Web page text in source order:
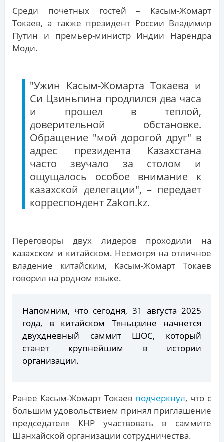
Среди почетных гостей – Касым-Жомарт
Токаев, а также президент России Владимир
Путин и премьер-министр Индии Нарендра
Моди.
"Ужин Касым-Жомарта Токаева и
Си Цзиньпина продлился два часа
и прошел в теплой,
доверительной обстановке.
Обращение "мой дорогой друг" в
адрес президента Казахстана
часто звучало за столом и
ощущалось особое внимание к
казахской делегации", – передает
корреспондент Zakon.kz.
Переговоры двух лидеров проходили на
казахском и китайском. Несмотря на отличное
владение китайским, Касым-Жомарт Токаев
говорил на родном языке.
Напомним, что сегодня, 31 августа 2025
года, в китайском Тяньцзине начнется
двухдневный саммит ШОС, который
станет крупнейшим в истории
организации.
Ранее Касым-Жомарт Токаев подчеркнул, что с
большим удовольствием принял приглашение
председателя КНР участвовать в саммите
Шанхайской организации сотрудничества.